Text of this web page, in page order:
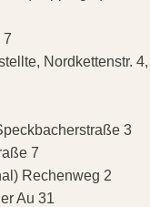
7
Nordkettenstr. 4,
3
7
Rechenweg 2
Au 31